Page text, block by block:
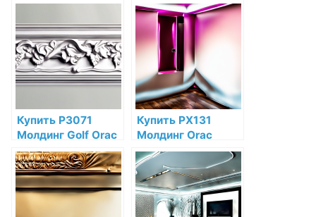
низкой цене в
интернет-
магазине
по низкой цене в
интернет-
магазине
Купить P3071
Молдинг Golf Orac
Decor Полиуретан
по низкой цене в
интернет-
магазине
Купить PX131
Молдинг Orac
Decor
Дюрополимер по
низкой цене в
интернет-
магазине